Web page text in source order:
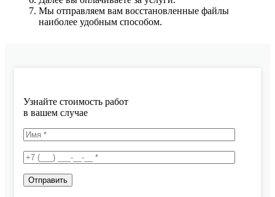
Мы отправляем вам восстановленные файлы
наиболее удобным способом.
Узнайте стоимость работ
в вашем случае